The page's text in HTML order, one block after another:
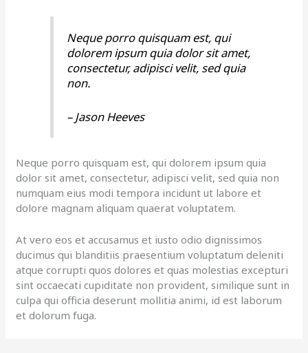
Neque porro quisquam est, qui
dolorem ipsum quia dolor sit amet,
consectetur, adipisci velit, sed quia
non.
– Jason Heeves
Neque porro quisquam est, qui dolorem ipsum quia
dolor sit amet, consectetur, adipisci velit, sed quia non
numquam eius modi tempora incidunt ut labore et
dolore magnam aliquam quaerat voluptatem.
At vero eos et accusamus et iusto odio dignissimos
ducimus qui blanditiis praesentium voluptatum deleniti
atque corrupti quos dolores et quas molestias excepturi
sint occaecati cupiditate non provident, similique sunt in
culpa qui officia deserunt mollitia animi, id est laborum
et dolorum fuga.